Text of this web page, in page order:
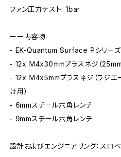
ファン圧力テスト: 1bar
ーー内容物
- EK-Quantum Surface Pシリーズ
- 12x M4x30mmプラスネジ（25mm
- 12x M4x5mmプラスネジ（ラジエ
け用）
- 6mmスチール六角レンチ
- 9mmスチール六角レンチ
設計およびエンジニアリング：スロ